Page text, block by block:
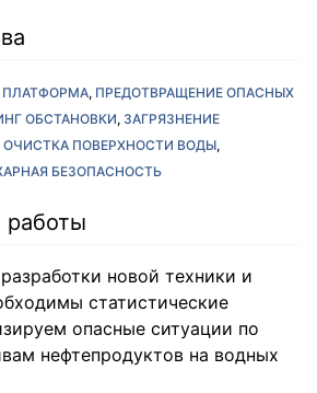
ПЛАТФОРМА ПРЕДОТВРАЩЕНИЕ ОПАСНЫХ
ОБСТАНОВКИ ЗАГРЯЗНЕНИЕ
ОЧИСТКА ПОВЕРХНОСТИ ВОДЫ
БЕЗОПАСНОСТЬ
работы
новой техники и
статистические
опасные ситуации по
нефтепродуктов на водных